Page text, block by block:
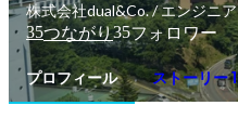
株式会社dual&Co. / エンジニア
35つながり35フォロワー
プロフィール ストーリー 1